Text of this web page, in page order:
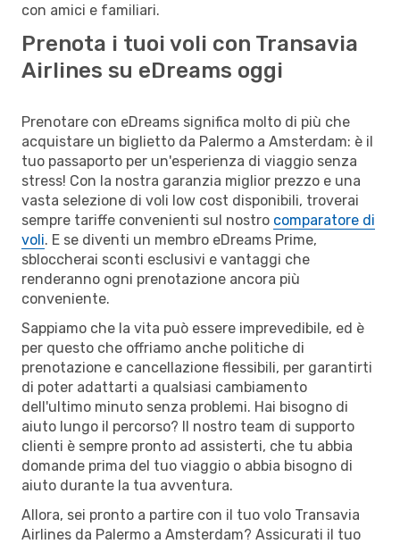
con amici e familiari.
Prenota i tuoi voli con Transavia
Airlines su eDreams oggi
Prenotare con eDreams significa molto di più che
acquistare un biglietto da Palermo a Amsterdam: è il
tuo passaporto per un'esperienza di viaggio senza
stress! Con la nostra garanzia miglior prezzo e una
vasta selezione di voli low cost disponibili, troverai
sempre tariffe convenienti sul nostro comparatore di
voli. E se diventi un membro eDreams Prime,
sbloccherai sconti esclusivi e vantaggi che
renderanno ogni prenotazione ancora più
conveniente.
Sappiamo che la vita può essere imprevedibile, ed è
per questo che offriamo anche politiche di
prenotazione e cancellazione flessibili, per garantirti
di poter adattarti a qualsiasi cambiamento
dell'ultimo minuto senza problemi. Hai bisogno di
aiuto lungo il percorso? Il nostro team di supporto
clienti è sempre pronto ad assisterti, che tu abbia
domande prima del tuo viaggio o abbia bisogno di
aiuto durante la tua avventura.
Allora, sei pronto a partire con il tuo volo Transavia
Airlines da Palermo a Amsterdam? Assicurati il tuo